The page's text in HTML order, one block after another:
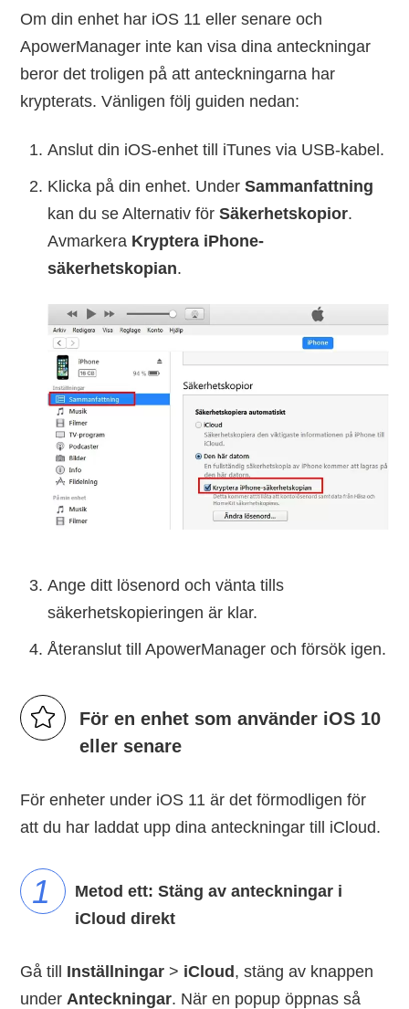
Om din enhet har iOS 11 eller senare och
ApowerManager inte kan visa dina anteckningar
beror det troligen på att anteckningarna har
krypterats. Vänligen följ guiden nedan:
Anslut din iOS-enhet till iTunes via USB-kabel.
Klicka på din enhet. UnderSammanfattning
kan du se Alternativ förSäkerhetskopior.
Avmarkera Kryptera iPhone-
säkerhetskopian.
Ange ditt lösenord och vänta tills
säkerhetskopieringen är klar.
Återanslut till ApowerManager och försök igen.
För en enhet som använder iOS 10
eller senare
För enheter under iOS 11 är det förmodligen för
att du har laddat upp dina anteckningar till iCloud.
Metod ett: Stäng av anteckningar i
iCloud direkt
Gå till Inställningar > iCloud, stäng av knappen
under Anteckningar. När en popup öppnas så